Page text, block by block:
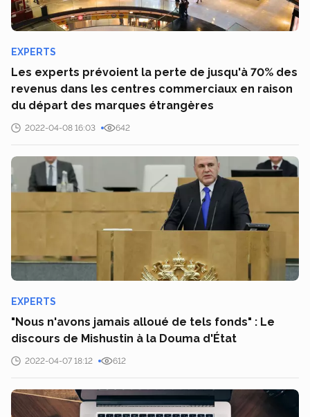
EXPERTS
Les experts prévoient la perte de jusqu'à 70% des
revenus dans les centres commerciaux en raison
du départ des marques étrangères
2022-04-08 16:03 642
EXPERTS
"Nous n'avons jamais alloué de tels fonds" : Le
discours de Mishustin à la Douma d'État
2022-04-07 18:12 612